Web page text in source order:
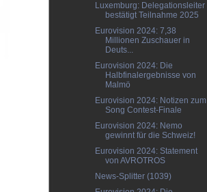
Luxemburg: Delegationsleiter
bestätigt Teilnahme 2025
Eurovision 2024: 7,38
Millionen Zuschauer in
Deuts...
Eurovision 2024: Die
Halbfinalergebnisse von
Malmö
Eurovision 2024: Notizen zum
Song Contest-Finale
Eurovision 2024: Nemo
gewinnt für die Schweiz!
Eurovision 2024: Statement
von AVROTROS
News-Splitter (1039)